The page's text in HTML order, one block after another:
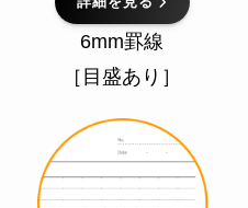
6mm罫線
［目盛あり］